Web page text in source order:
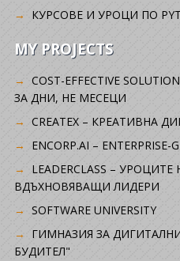
КУРСОВЕ И УРОЦИ ПО
MY PROJECTS
COST-EFFECTIVE
ЗА ДНИ, НЕ МЕСЕЦИ
CREATEX – КРЕАТИВНА
ENCORP.AI – ENTERPRISE-
LEADERCLASS –
ВДЪХНОВЯВАЩИ ЛИДЕРИ
SOFTWARE UNIVERSITY
ГИМНАЗИЯ ЗА
БУДИТЕЛ"